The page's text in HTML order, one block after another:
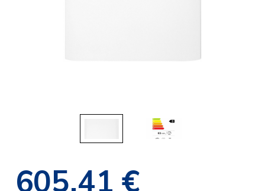
605,41 €